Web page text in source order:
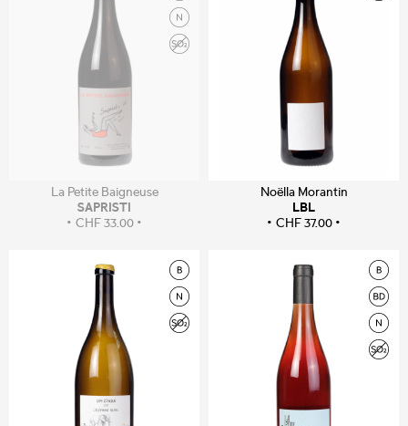
La Petite Baigneuse
SAPRISTI
CHF33.00
Noëlla Morantin
LBL
CHF37.00